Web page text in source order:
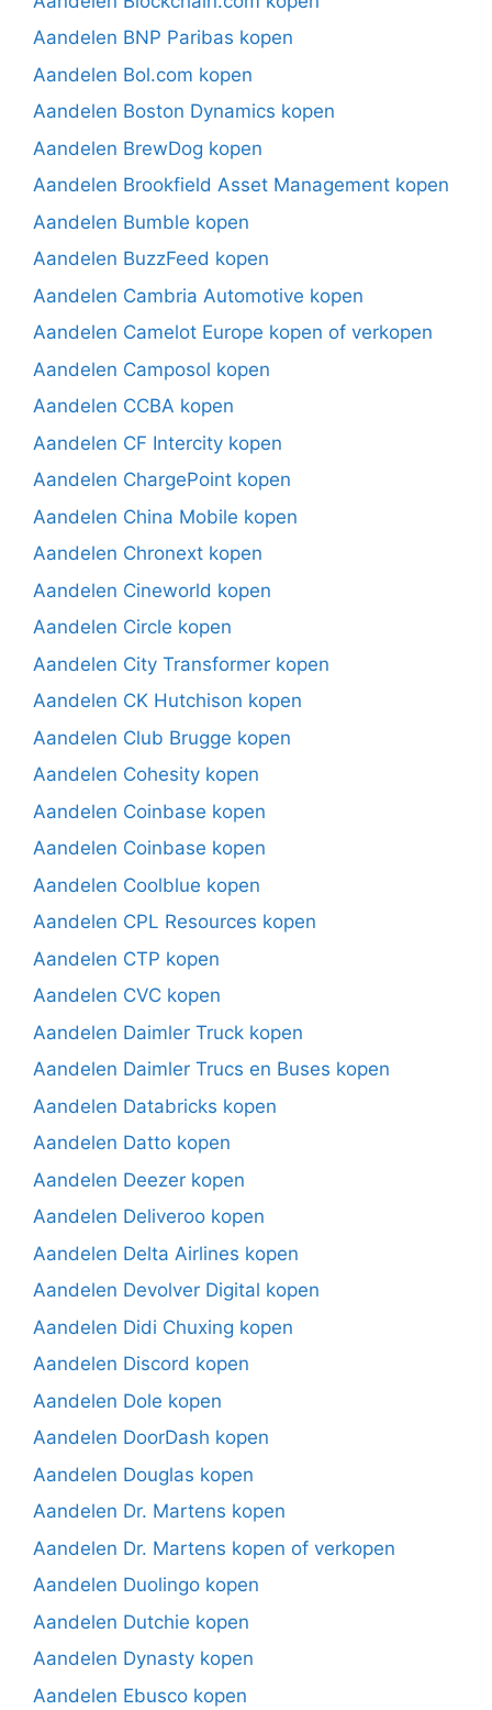
Aandelen BNP Paribas kopen
Aandelen Bol.com kopen
Aandelen Boston Dynamics kopen
Aandelen BrewDog kopen
Aandelen Brookfield Asset Management kopen
Aandelen Bumble kopen
Aandelen BuzzFeed kopen
Aandelen Cambria Automotive kopen
Aandelen Camelot Europe kopen of verkopen
Aandelen Camposol kopen
Aandelen CCBA kopen
Aandelen CF Intercity kopen
Aandelen ChargePoint kopen
Aandelen China Mobile kopen
Aandelen Chronext kopen
Aandelen Cineworld kopen
Aandelen Circle kopen
Aandelen City Transformer kopen
Aandelen CK Hutchison kopen
Aandelen Club Brugge kopen
Aandelen Cohesity kopen
Aandelen Coinbase kopen
Aandelen Coinbase kopen
Aandelen Coolblue kopen
Aandelen CPL Resources kopen
Aandelen CTP kopen
Aandelen CVC kopen
Aandelen Daimler Truck kopen
Aandelen Daimler Trucs en Buses kopen
Aandelen Databricks kopen
Aandelen Datto kopen
Aandelen Deezer kopen
Aandelen Deliveroo kopen
Aandelen Delta Airlines kopen
Aandelen Devolver Digital kopen
Aandelen Didi Chuxing kopen
Aandelen Discord kopen
Aandelen Dole kopen
Aandelen DoorDash kopen
Aandelen Douglas kopen
Aandelen Dr. Martens kopen
Aandelen Dr. Martens kopen of verkopen
Aandelen Duolingo kopen
Aandelen Dutchie kopen
Aandelen Dynasty kopen
Aandelen Ebusco kopen